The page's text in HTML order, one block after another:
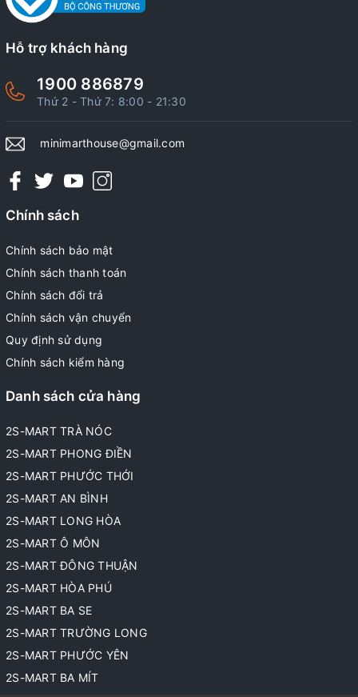
Hỗ trợ khách hàng
1900 886879
Thứ 2 - Thứ 7: 8:00 - 21:30
minimarthouse@gmail.com
Chính sách
Chính sách bảo mật
Chính sách thanh toán
Chính sách đổi trả
Chính sách vận chuyển
Quy định sử dụng
Chính sách kiểm hàng
Danh sách cửa hàng
2S-MART TRÀ NÓC
2S-MART PHONG ĐIỀN
2S-MART PHƯỚC THỚI
2S-MART AN BÌNH
2S-MART LONG HÒA
2S-MART Ô MÔN
2S-MART ĐÔNG THUẬN
2S-MART HÒA PHÚ
2S-MART BA SE
2S-MART TRƯỜNG LONG
2S-MART PHƯỚC YÊN
2S-MART BA MÍT